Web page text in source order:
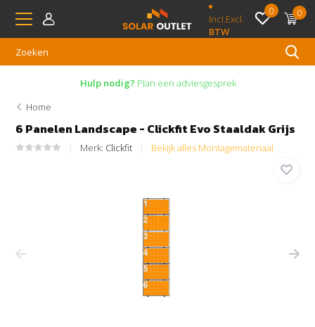
Incl.Excl.
BTW
0 0
Hulp nodig? Plan een adviesgesprek
Home
6 Panelen Landscape - Clickfit Evo Staaldak Grijs
Merk: Clickfit Bekijk alles Montagemateriaal